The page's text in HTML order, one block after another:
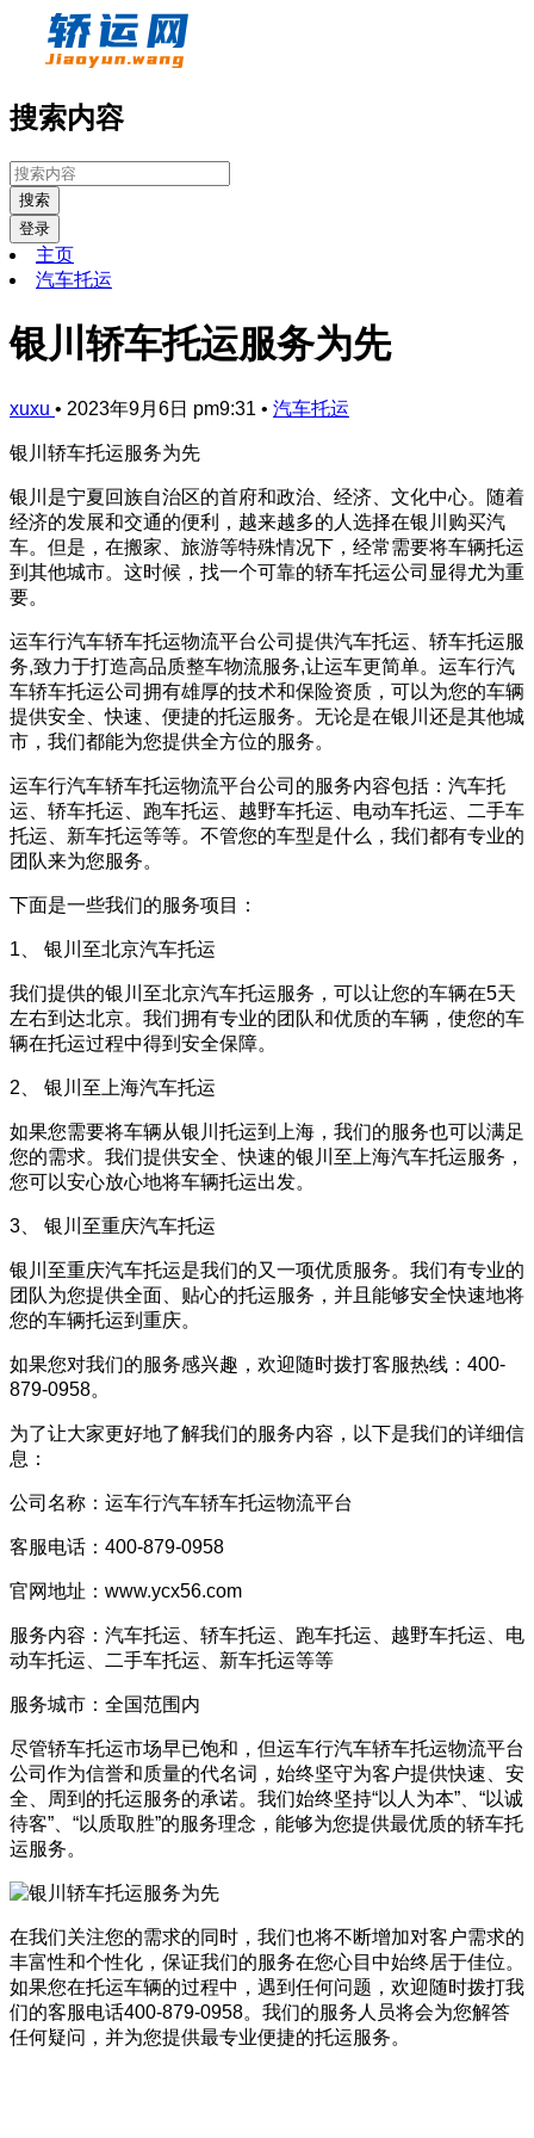
搜索内容
搜索
登录
主页
汽车托运
银川轿车托运服务为先
xuxu • 2023年9月6日 pm9:31 • 汽车托运
银川轿车托运服务为先
银川是宁夏回族自治区的首府和政治、经济、文化中心。随着
经济的发展和交通的便利，越来越多的人选择在银川购买汽
车。但是，在搬家、旅游等特殊情况下，经常需要将车辆托运
到其他城市。这时候，找一个可靠的轿车托运公司显得尤为重
要。
运车行汽车轿车托运物流平台公司提供汽车托运、轿车托运服
务,致力于打造高品质整车物流服务,让运车更简单。运车行汽
车轿车托运公司拥有雄厚的技术和保险资质，可以为您的车辆
提供安全、快速、便捷的托运服务。无论是在银川还是其他城
市，我们都能为您提供全方位的服务。
运车行汽车轿车托运物流平台公司的服务内容包括：汽车托
运、轿车托运、跑车托运、越野车托运、电动车托运、二手车
托运、新车托运等等。不管您的车型是什么，我们都有专业的
团队来为您服务。
下面是一些我们的服务项目：
1、 银川至北京汽车托运
我们提供的银川至北京汽车托运服务，可以让您的车辆在5天
左右到达北京。我们拥有专业的团队和优质的车辆，使您的车
辆在托运过程中得到安全保障。
2、 银川至上海汽车托运
如果您需要将车辆从银川托运到上海，我们的服务也可以满足
您的需求。我们提供安全、快速的银川至上海汽车托运服务，
您可以安心放心地将车辆托运出发。
3、 银川至重庆汽车托运
银川至重庆汽车托运是我们的又一项优质服务。我们有专业的
团队为您提供全面、贴心的托运服务，并且能够安全快速地将
您的车辆托运到重庆。
如果您对我们的服务感兴趣，欢迎随时拨打客服热线：400-
879-0958。
为了让大家更好地了解我们的服务内容，以下是我们的详细信
息：
公司名称：运车行汽车轿车托运物流平台
客服电话：400-879-0958
官网地址：www.ycx56.com
服务内容：汽车托运、轿车托运、跑车托运、越野车托运、电
动车托运、二手车托运、新车托运等等
服务城市：全国范围内
尽管轿车托运市场早已饱和，但运车行汽车轿车托运物流平台
公司作为信誉和质量的代名词，始终坚守为客户提供快速、安
全、周到的托运服务的承诺。我们始终坚持“以人为本”、“以诚
待客”、“以质取胜”的服务理念，能够为您提供最优质的轿车托
运服务。
在我们关注您的需求的同时，我们也将不断增加对客户需求的
丰富性和个性化，保证我们的服务在您心目中始终居于佳位。
如果您在托运车辆的过程中，遇到任何问题，欢迎随时拨打我
们的客服电话400-879-0958。我们的服务人员将会为您解答
任何疑问，并为您提供最专业便捷的托运服务。